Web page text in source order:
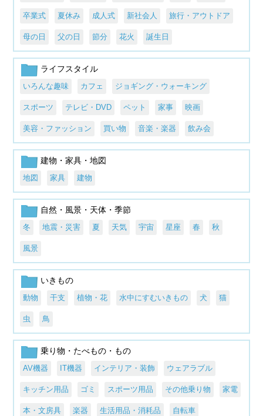
卒業式 夏休み 成人式 新社会人 旅行・アウトドア
母の日 父の日 節分 花火 誕生日
ライフスタイル
いろんな趣味 カフェ ジョギング・ウォーキング
スポーツ テレビ・DVD ペット 家事 映画
美容・ファッション 買い物 音楽・楽器 飲み会
建物・家具・地図
地図 家具 建物
自然・風景・天体・季節
冬 地震・災害 夏 天気 宇宙 星座 春 秋
風景
いきもの
動物 干支 植物・花 水中にすむいきもの 犬 猫
虫 鳥
乗り物・たべもの・もの
AV機器 IT機器 インテリア・装飾 ウェアラブル
キッチン用品 ゴミ スポーツ用品 その他乗り物 家電
本・文房具 楽器 生活用品・消耗品 自転車